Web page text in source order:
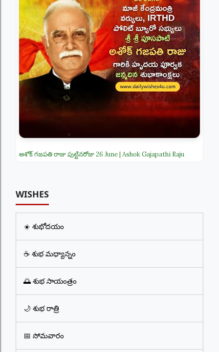
అశోక్ గజపతి రాజు పుట్టినరోజు 26 June | Ashok Gajapathi Raju
WISHES
☀️ శుభోదయం
☕ శుభ మధ్యాన్నం
🌅 శుభ సాయంత్రం
🌙 శుభ రాత్రి
📅 సోమవారం